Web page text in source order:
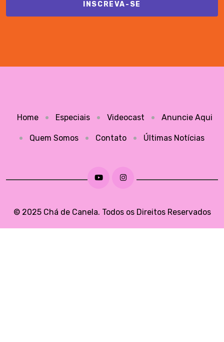
INSCREVA-SE
Home Especiais Videocast Anuncie Aqui
Quem Somos Contato Últimas Notícias
© 2025 Chá de Canela. Todos os Direitos Reservados